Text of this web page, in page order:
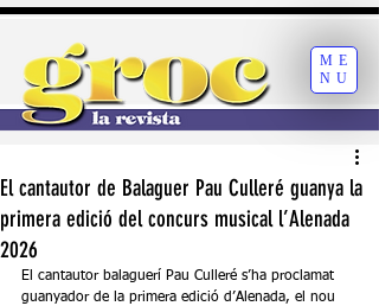
ME
NU
El cantautor de Balaguer Pau Culleré guanya la
primera edició del concurs musical l’Alenada
2026
El cantautor balaguerí Pau Culleré s’ha proclamat
guanyador de la primera edició d’Alenada, el nou